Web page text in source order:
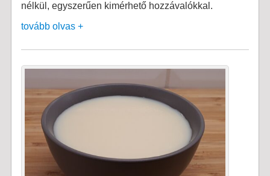
nélkül, egyszerűen kimérhető hozzávalókkal.
tovább olvas +